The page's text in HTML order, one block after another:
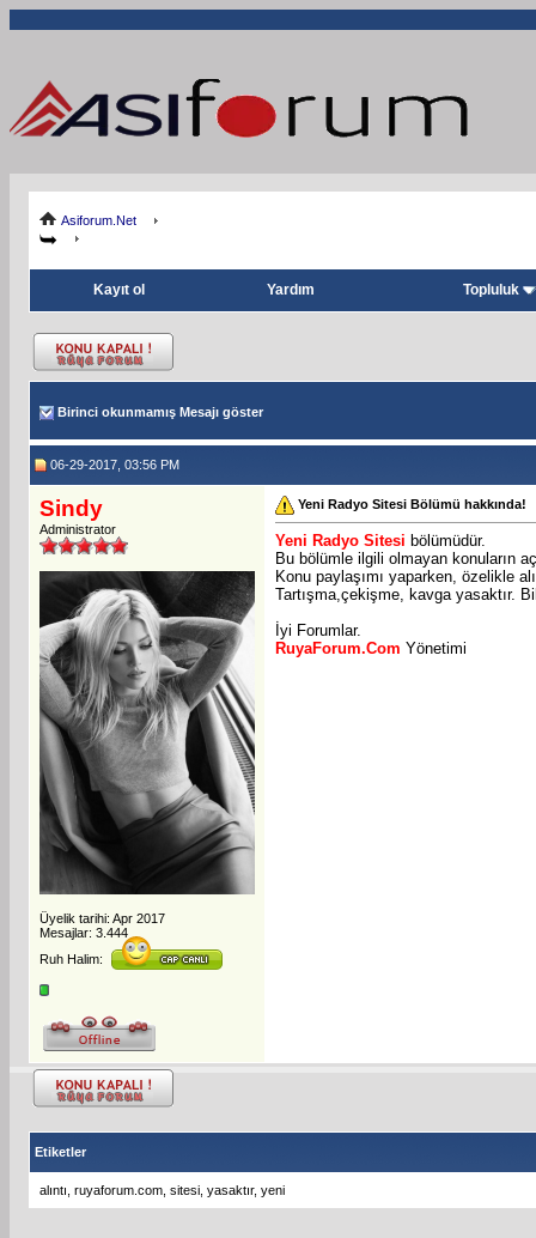
Asiforum.Net
Kayıt ol Yardım Topluluk
Birinci okunmamış Mesajı göster
06-29-2017, 03:56 PM
Sindy
Administrator
Üyelik tarihi: Apr 2017
Mesajlar: 3.444
Ruh Halim:
Yeni Radyo Sitesi Bölümü hakkında!
Yeni Radyo Sitesi bölümüdür.
Bu bölümle ilgili olmayan konuların
Konu paylaşımı yaparken, özelikle
Tartışma,çekişme, kavga yasaktır.
İyi Forumlar.
RuyaForum.Com Yönetimi
Etiketler
alıntı ruyaforum.com sitesi yasaktır, yeni